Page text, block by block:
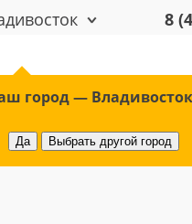
город —
Да Выбрать другой город
8